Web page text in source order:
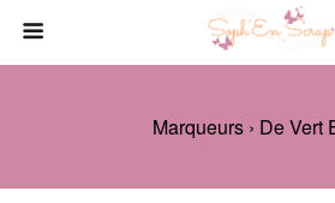
Marqueurs › De Vert